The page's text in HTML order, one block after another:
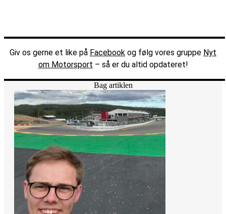
Giv os gerne et like på Facebook og følg vores gruppe Nyt
om Motorsport – så er du altid opdateret!
Bag artiklen